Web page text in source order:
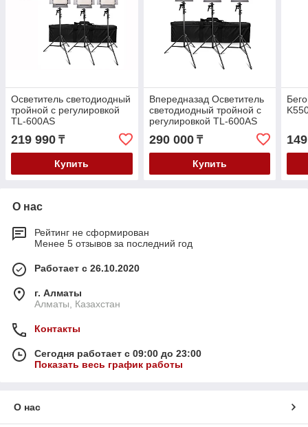
Осветитель светодиодный
тройной с регулировкой
TL-600AS
219 990 ₸
Купить
Впередназад Осветитель
светодиодный тройной с
регулировкой TL-600AS
290 000₸
Купить
О нас
Рейтинг не сформирован
Менее 5 отзывов за последний год
Работает с 26.10.2020
г. Алматы
Алматы, Казахстан
Контакты
Сегодня работает с 09:00 до 23:00
Показать весь график работы
О нас